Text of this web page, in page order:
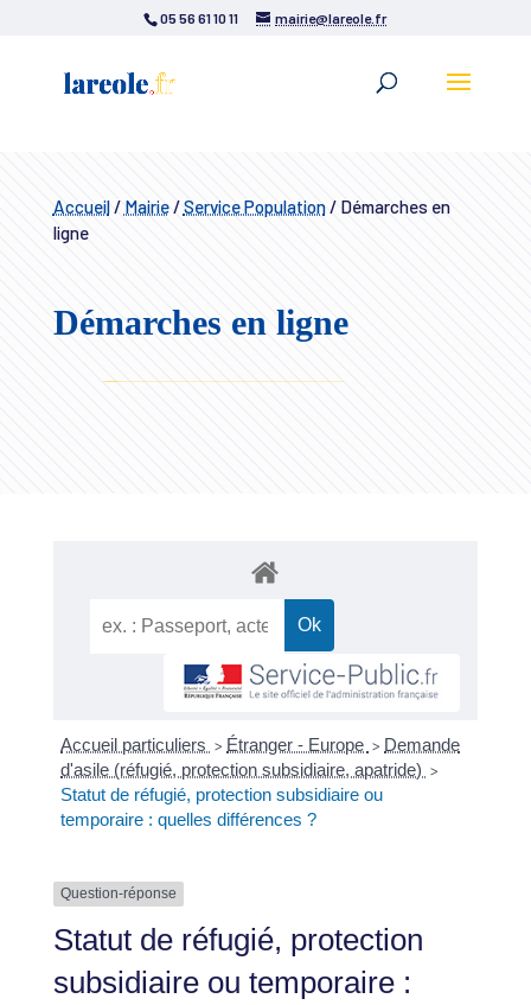
05 56 61 10 11 mairie@lareole.fr
Accueil/ Mairie/Service Population/Démarches en
ligne
Démarches en ligne
Accueil particuliers > Étranger - Europe > Demande
d'asile (réfugié, protection subsidiaire, apatride) >
Statut de réfugié, protection subsidiaire ou
temporaire : quelles différences ?
Question-réponse
Statut de réfugié, protection
subsidiaire ou temporaire :